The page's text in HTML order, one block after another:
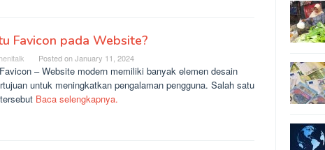
Favicon pada Website?
Posted onJanuary 11, 2024
– Website modern memiliki banyak elemen desain
untuk meningkatkan pengalaman pengguna. Salah satu
Baca selengkapnya.